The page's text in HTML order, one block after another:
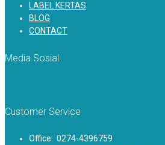
LABEL KERTAS
BLOG
CONTACT
Media Sosial
Customer Service
Office: 0274-4396759